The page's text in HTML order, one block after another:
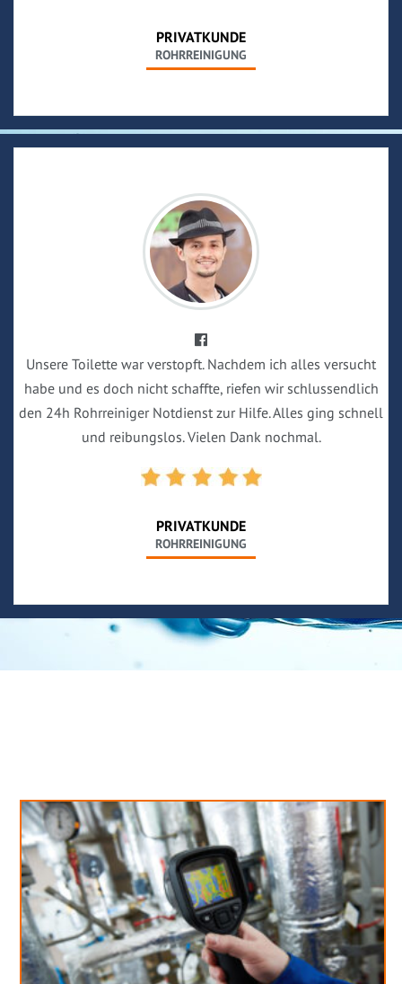
PRIVATKUNDE
ROHRREINIGUNG
Unsere Toilette war verstopft. Nachdem ich alles versucht
habe und es doch nicht schaffte, riefen wir schlussendlich
den 24h Rohrreiniger Notdienst zur Hilfe. Alles ging schnell
und reibungslos. Vielen Dank nochmal.
PRIVATKUNDE
ROHRREINIGUNG